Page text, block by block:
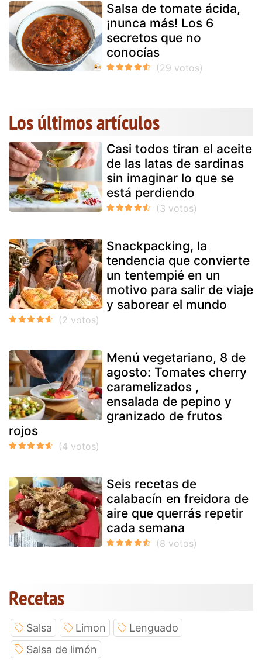
Salsa de tomate ácida,
¡nunca más! Los 6
secretos que no
conocías
Los últimos artículos
Casi todos tiran el aceite
de las latas de sardinas
sin imaginar lo que se
está perdiendo
Snackpacking, la
tendencia que convierte
un tentempié en un
motivo para salir de viaje
y saborear el mundo
Menú vegetariano, 8 de
agosto: Tomates cherry
caramelizados ,
ensalada de pepino y
granizado de frutos
rojos
Seis recetas de
calabacín en freidora de
aire que querrás repetir
cada semana
Recetas
Salsa Limon
Lenguado
Salsa de limón